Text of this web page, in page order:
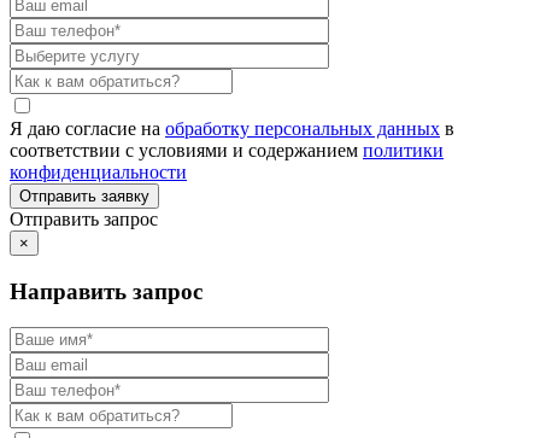
Я даю согласие на обработку персональных данных в
соответствии с условиями и содержанием политики
конфиденциальности
Отправить запрос
×
Направить запрос